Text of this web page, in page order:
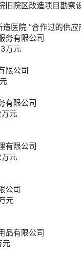
旧院区改造项目勘察
造医院 ”合作过的供应
务有限公司
万元
限公司
有限公司
万元
有限公司
万元
公司
元
品有限公司
元